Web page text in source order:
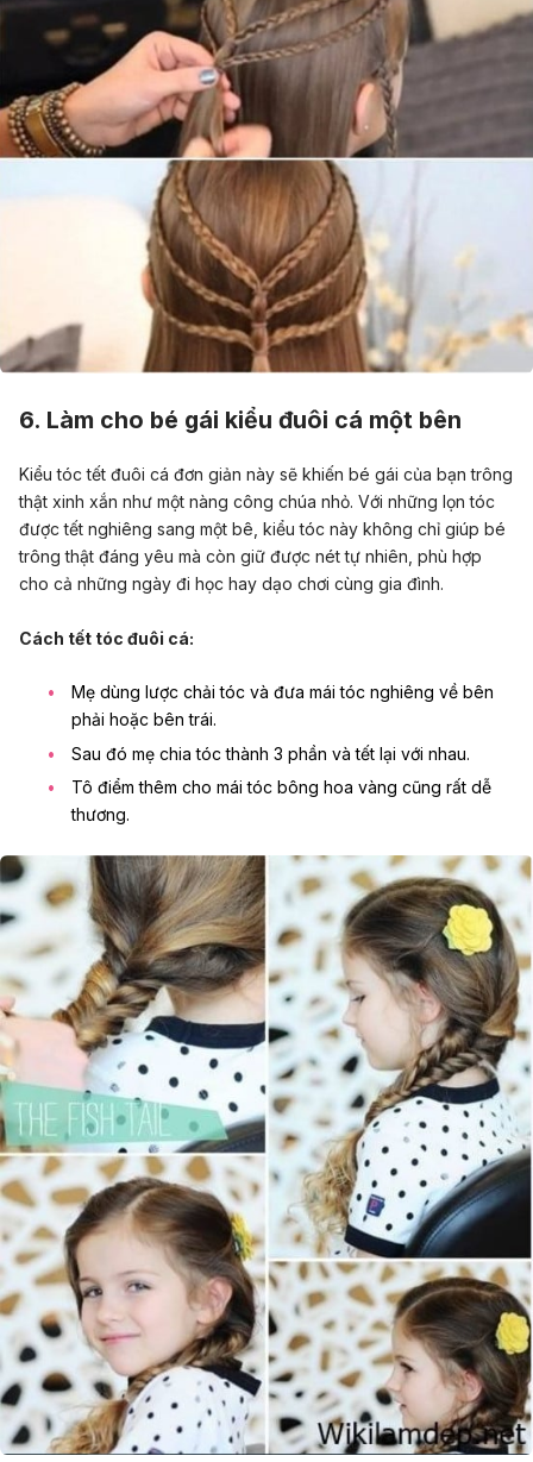
6. Làm cho bé gái kiểu đuôi cá một bên
Kiểu tóc tết đuôi cá đơn giản này sẽ khiến bé gái của bạn trông
thật xinh xắn như một nàng công chúa nhỏ. Với những lọn tóc
được tết nghiêng sang một bê, kiểu tóc này không chỉ giúp bé
trông thật đáng yêu mà còn giữ được nét tự nhiên, phù hợp
cho cả những ngày đi học hay dạo chơi cùng gia đình.
Cách tết tóc đuôi cá:
Mẹ dùng lược chải tóc và đưa mái tóc nghiêng về bên
phải hoặc bên trái.
Sau đó mẹ chia tóc thành 3 phần và tết lại với nhau.
Tô điểm thêm cho mái tóc bông hoa vàng cũng rất dễ
thương.